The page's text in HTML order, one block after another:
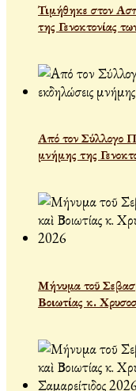
Τιμήθηκε στον
της Γενοκτονίας
Από τον Σύλλογο
μνήμης της
Μήνυμα τοῦ
Βοιωτίας κ.